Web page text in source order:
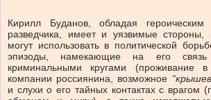
Кирилл Буданов, обладая героическим
разведчика, имеет и уязвимые стороны,
могут использовать в политической
эпизоды, намекающие на его связь
криминальными кругами (проживание
компании россиянина, возможное
и слухи о его тайных контактах с врагом